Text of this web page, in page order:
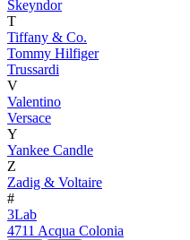
Skeyndor
T
Tiffany & Co.
Tommy Hilfiger
Trussardi
V
Valentino
Versace
Y
Yankee Candle
Z
Zadig & Voltaire
#
3Lab
4711 Acqua Colonia